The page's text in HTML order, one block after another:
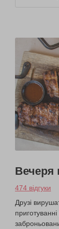
Вечеря
474 відгуки
Друзі